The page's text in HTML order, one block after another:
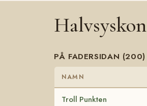
Halvsyskon
PÅ FADERSIDAN (200)
NAMN
Troll Punkten